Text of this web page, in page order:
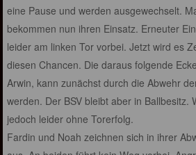
eine Pause und werden ausgewechselt.
bekommen nun ihren Einsatz. Erneuter
leider am linken Tor vorbei. Jetzt wird es
diesen Chancen. Die daraus folgende
Arwin, kann zunächst durch die Abwehr
werden. Der BSV bleibt aber in Ballbesitz.
jedoch leider ohne Torerfolg.
Fardin und Noah zeichnen sich in ihrer